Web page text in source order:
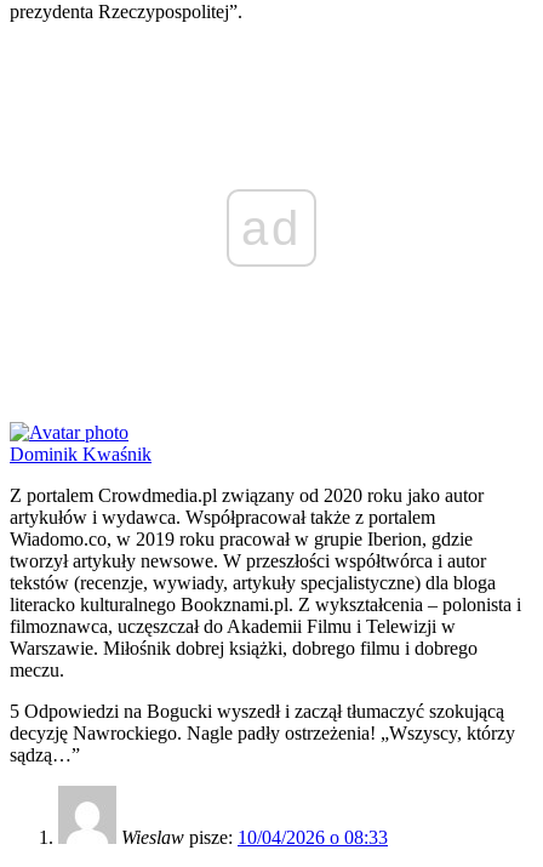
prezydenta Rzeczypospolitej”.
ad
Dominik Kwaśnik
Z portalem Crowdmedia.pl związany od 2020 roku jako autor
artykułów i wydawca. Współpracował także z portalem
Wiadomo.co, w 2019 roku pracował w grupie Iberion, gdzie
tworzył artykuły newsowe. W przeszłości współtwórca i autor
tekstów (recenzje, wywiady, artykuły specjalistyczne) dla bloga
literacko kulturalnego Bookznami.pl. Z wykształcenia – polonista i
filmoznawca, uczęszczał do Akademii Filmu i Telewizji w
Warszawie. Miłośnik dobrej książki, dobrego filmu i dobrego
meczu.
5 Odpowiedzi na Bogucki wyszedł i zaczął tłumaczyć szokującą
decyzję Nawrockiego. Nagle padły ostrzeżenia! „Wszyscy, którzy
sądzą…”
Wieslaw pisze: 10/04/2026 o 08:33